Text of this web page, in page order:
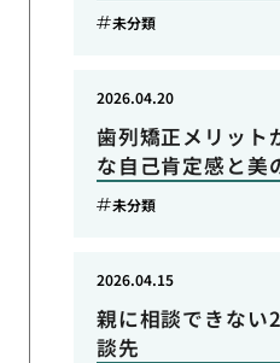
未分類
歯列矯正メリット
な自己肯定感と美
2026.04.20
未分類
親に相談できない
談先
2026.04.15